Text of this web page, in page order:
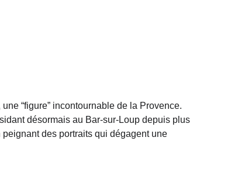
“figure” incontournable de la Provence.
désormais au Bar-sur-Loup depuis plus
des portraits qui dégagent une